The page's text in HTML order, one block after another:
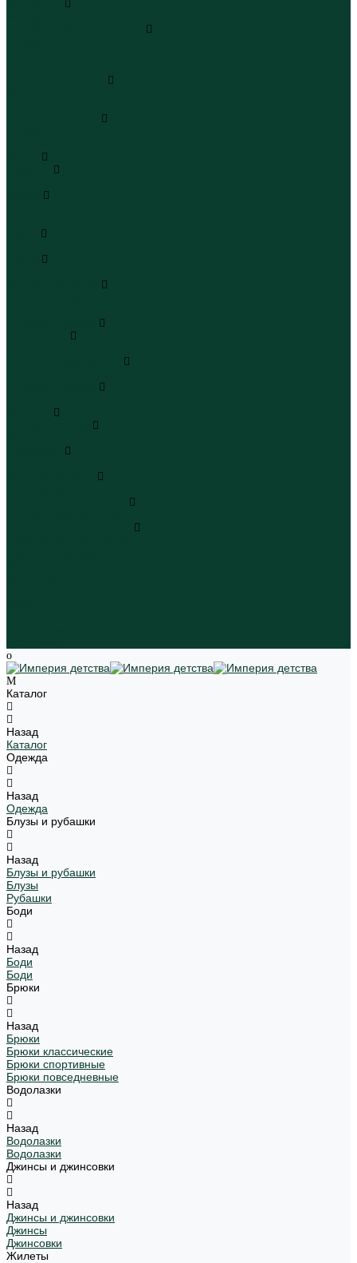
Каталог
Назад
Каталог
Одежда
Назад
Одежда
Блузы и рубашки
Назад
Блузы и рубашки
Блузы
Рубашки
Боди
Назад
Боди
Боди
Брюки
Назад
Брюки
Брюки классические
Брюки спортивные
Брюки повседневные
Водолазки
Назад
Водолазки
Водолазки
Джинсы и джинсовки
Назад
Джинсы и джинсовки
Джинсы
Джинсовки
Жилеты